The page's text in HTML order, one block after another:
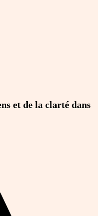
et de la clarté dans